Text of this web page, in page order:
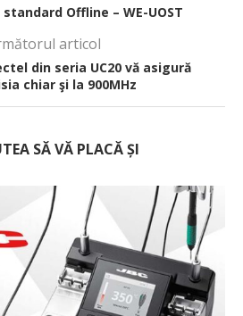
Offline – WE-UOST
articol
din seria UC20 vă asigură
chiar şi la 900MHz
SĂ VĂ PLACĂ ȘI